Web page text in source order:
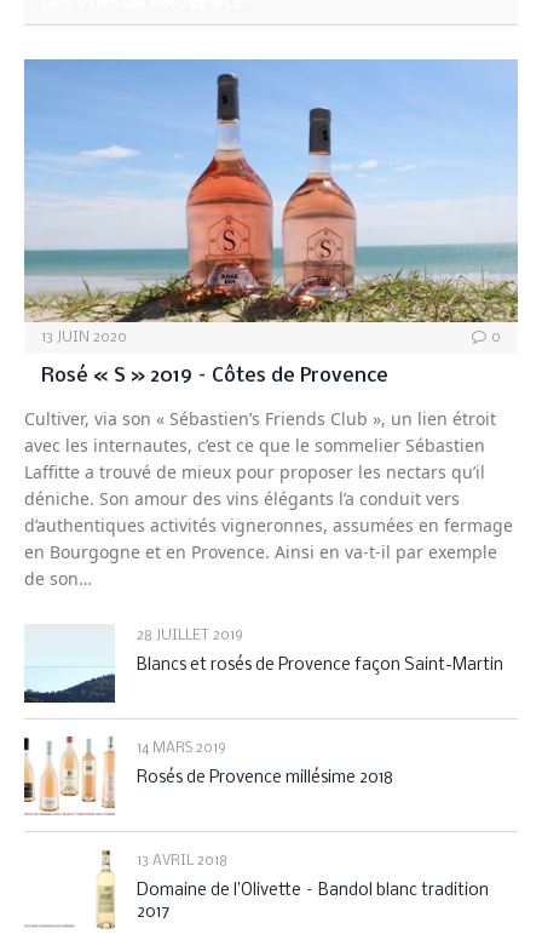
13 JUIN 2020 0
Rosé « S » 2019 – Côtes de Provence
Cultiver, via son « Sébastien’s Friends Club », un lien étroit
avec les internautes, c’est ce que le sommelier Sébastien
Laffitte a trouvé de mieux pour proposer les nectars qu’il
déniche. Son amour des vins élégants l’a conduit vers
d’authentiques activités vigneronnes, assumées en fermage
en Bourgogne et en Provence. Ainsi en va-t-il par exemple
de son…
28 JUILLET 2019
Blancs et rosés de Provence façon Saint-Martin
14 MARS 2019
Rosés de Provence millésime 2018
13 AVRIL 2018
Domaine de l’Olivette – Bandol blanc tradition
2017